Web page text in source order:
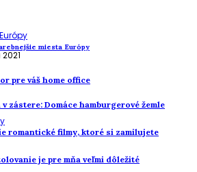
miesta Európy
pre váš home office
zástere: Domáce hamburgerové žemle
romantické filmy, ktoré si zamilujete
je pre mňa veľmi dôležité